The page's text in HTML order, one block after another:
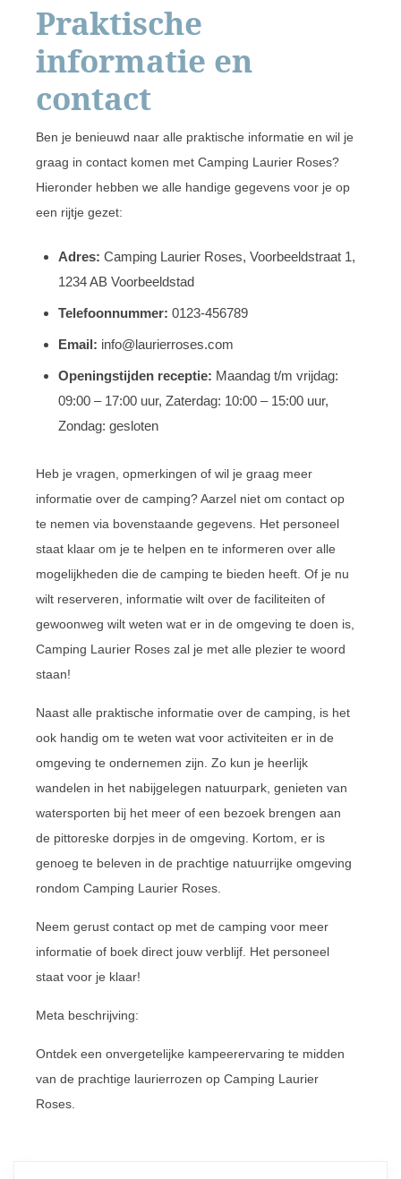
Praktische
informatie en
contact
Ben je benieuwd naar alle praktische informatie en wil je
graag in contact komen met Camping Laurier Roses?
Hieronder hebben we alle handige gegevens voor je op
een rijtje gezet:
Adres: Camping Laurier Roses, Voorbeeldstraat 1,
1234 AB Voorbeeldstad
Telefoonnummer: 0123-456789
Email: info@laurierroses.com
Openingstijden receptie: Maandag t/m vrijdag:
09:00 – 17:00 uur, Zaterdag: 10:00 – 15:00 uur,
Zondag: gesloten
Heb je vragen, opmerkingen of wil je graag meer
informatie over de camping? Aarzel niet om contact op
te nemen via bovenstaande gegevens. Het personeel
staat klaar om je te helpen en te informeren over alle
mogelijkheden die de camping te bieden heeft. Of je nu
wilt reserveren, informatie wilt over de faciliteiten of
gewoonweg wilt weten wat er in de omgeving te doen is,
Camping Laurier Roses zal je met alle plezier te woord
staan!
Naast alle praktische informatie over de camping, is het
ook handig om te weten wat voor activiteiten er in de
omgeving te ondernemen zijn. Zo kun je heerlijk
wandelen in het nabijgelegen natuurpark, genieten van
watersporten bij het meer of een bezoek brengen aan
de pittoreske dorpjes in de omgeving. Kortom, er is
genoeg te beleven in de prachtige natuurrijke omgeving
rondom Camping Laurier Roses.
Neem gerust contact op met de camping voor meer
informatie of boek direct jouw verblijf. Het personeel
staat voor je klaar!
Meta beschrijving:
Ontdek een onvergetelijke kampeerervaring te midden
van de prachtige laurierrozen op Camping Laurier
Roses.